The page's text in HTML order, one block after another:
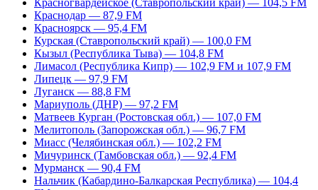
Красногвардейское (Ставропольский край) — 104,5 FM
Краснодар — 87,9 FM
Красноярск — 95,4 FM
Курская (Ставропольский край) — 100,0 FM
Кызыл (Республика Тыва) — 104,8 FM
Лимасол (Республика Кипр) — 102,9 FM и 107,9 FM
Липецк — 97,9 FM
Луганск — 88,8 FM
Мариуполь (ДНР) — 97,2 FM
Матвеев Курган (Ростовская обл.) — 107,0 FM
Мелитополь (Запорожская обл.) — 96,7 FM
Миасс (Челябинская обл.) — 102,2 FM
Мичуринск (Тамбовская обл.) — 92,4 FM
Мурманск — 90,4 FM
Нальчик (Кабардино-Балкарская Республика) — 104,4